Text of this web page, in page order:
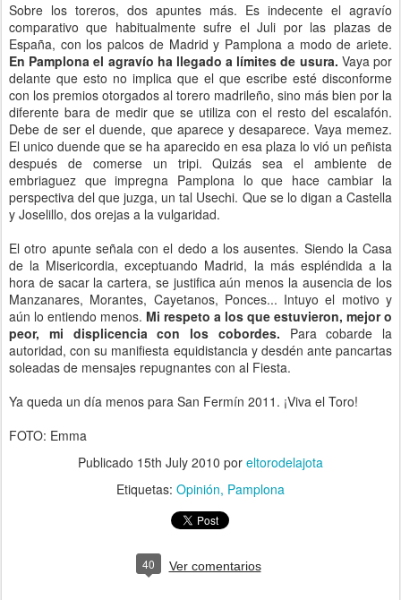
Sobre los toreros, dos apuntes más. Es indecente el agravío
comparativo que habitualmente sufre el Juli por las plazas de
España, con los palcos de Madrid y Pamplona a modo de ariete.
En Pamplona el agravío ha llegado a límites de usura. Vaya por
delante que esto no implica que el que escribe esté disconforme
con los premios otorgados al torero madrileño, sino más bien por la
diferente bara de medir que se utiliza con el resto del escalafón.
Debe de ser el duende, que aparece y desaparece. Vaya memez.
El unico duende que se ha aparecido en esa plaza lo vió un peñista
después de comerse un tripi. Quizás sea el ambiente de
embriaguez que impregna Pamplona lo que hace cambiar la
perspectiva del que juzga, un tal Usechi. Que se lo digan a Castella
y Joselillo, dos orejas a la vulgaridad.
El otro apunte señala con el dedo a los ausentes. Siendo la Casa
de la Misericordia, exceptuando Madrid, la más espléndida a la
hora de sacar la cartera, se justifica aún menos la ausencia de los
Manzanares, Morantes, Cayetanos, Ponces... Intuyo el motivo y
aún lo entiendo menos. Mi respeto a los que estuvieron, mejor o
peor, mi displicencia con los cobordes. Para cobarde la
autoridad, con su manifiesta equidistancia y desdén ante pancartas
soleadas de mensajes repugnantes con al Fiesta.
Ya queda un día menos para San Fermín 2011. ¡Viva el Toro!
FOTO: Emma
Publicado 15th July 2010 por eltorodelajota
Etiquetas: Opinión Pamplona
40 Ver comentarios